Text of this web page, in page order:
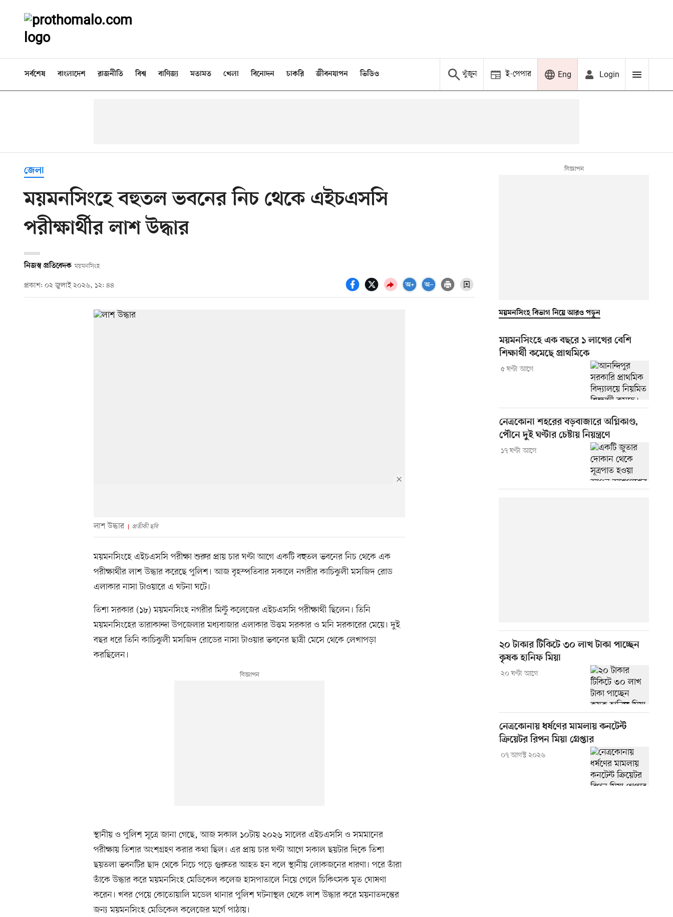
সর্বশেষ বাংলাদেশ রাজনীতি বিশ্ব বাণিজ্য মতামত খেলা বিনোদন চাকরি জীবনযাপন ভিডিও খুঁজুন ই-পেপার Eng Login
জেলা
ময়মনসিংহে বহুতল ভবনের নিচ থেকে এইচএসসি
পরীক্ষার্থীর লাশ উদ্ধার
নিজস্ব প্রতিবেদক ময়মনসিংহ
প্রকাশ: ০২ জুলাই ২০২৬, ১২: ৪৪
লাশ উদ্ধার প্রতীকী ছবি
ময়মনসিংহে এইচএসসি পরীক্ষা শুরুর প্রায় চার ঘণ্টা আগে একটি বহুতল ভবনের নিচ থেকে এক
পরীক্ষার্থীর লাশ উদ্ধার করেছে পুলিশ। আজ বৃহস্পতিবার সকালে নগরীর কাচিঝুলী মসজিদ রোড
এলাকার নাসা টাওয়ারে এ ঘটনা ঘটে।
তিশা সরকার (১৮) ময়মনসিংহ নগরীর মিন্টু কলেজের এইচএসসি পরীক্ষার্থী ছিলেন। তিনি
ময়মনসিংহের তারাকান্দা উপজেলার মধ্যবাজার এলাকার উত্তম সরকার ও মনি সরকারের মেয়ে। দুই
বছর ধরে তিনি কাচিঝুলী মসজিদ রোডের নাসা টাওয়ার ভবনের ছাত্রী মেসে থেকে লেখাপড়া
করছিলেন।
স্থানীয় ও পুলিশ সূত্রে জানা গেছে, আজ সকাল ১০টায় ২০২৬ সালের এইচএসসি ও সমমানের
পরীক্ষায় তিশার অংশগ্রহণ করার কথা ছিল। এর প্রায় চার ঘণ্টা আগে সকাল ছয়টার দিকে তিশা
ছয়তলা ভবনটির ছাদ থেকে নিচে পড়ে গুরুতর আহত হন বলে স্থানীয় লোকজনের ধারণা। পরে তাঁরা
তাঁকে উদ্ধার করে ময়মনসিংহ মেডিকেল কলেজ হাসপাতালে নিয়ে গেলে চিকিৎসক মৃত ঘোষণা
করেন। খবর পেয়ে কোতোয়ালি মডেল থানার পুলিশ ঘটনাস্থল থেকে লাশ উদ্ধার করে ময়নাতদন্তের
জন্য ময়মনসিংহ মেডিকেল কলেজের মর্গে পাঠায়।
ময়মনসিংহ বিভাগ নিয়ে আরও পড়ুন
ময়মনসিংহে এক বছরে ১ লাখের বেশি
শিক্ষার্থী কমেছে প্রাথমিকে
৫ ঘণ্টা আগে
নেত্রকোনা শহরের বড়বাজারে অগ্নিকাণ্ড,
পৌনে দুই ঘণ্টার চেষ্টায় নিয়ন্ত্রণে
১৭ ঘণ্টা আগে
২০ টাকার টিকিটে ৩০ লাখ টাকা পাচ্ছেন
কৃষক হানিফ মিয়া
২০ ঘণ্টা আগে
নেত্রকোনায় ধর্ষণের মামলায় কনটেন্ট
ক্রিয়েটর রিপন মিয়া গ্রেপ্তার
০৭ আগস্ট ২০২৬